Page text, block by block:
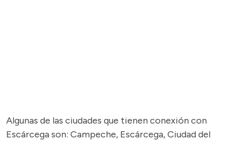
Algunas de las ciudades que tienen conexión con
Escárcega son: Campeche, Escárcega, Ciudad del